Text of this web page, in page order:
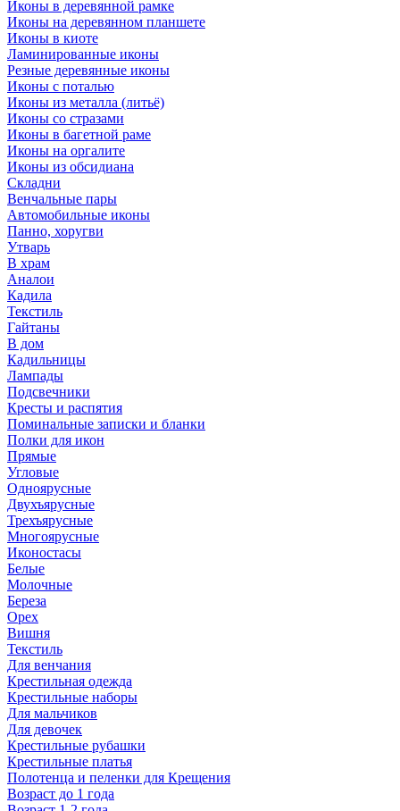
Иконы в деревянной рамке
Иконы на деревянном планшете
Иконы в киоте
Ламинированные иконы
Резные деревянные иконы
Иконы с поталью
Иконы из металла (литьё)
Иконы со стразами
Иконы в багетной раме
Иконы на оргалите
Иконы из обсидиана
Складни
Венчальные пары
Автомобильные иконы
Панно, хоругви
Утварь
В храм
Аналои
Кадила
Текстиль
Гайтаны
В дом
Кадильницы
Лампады
Подсвечники
Кресты и распятия
Поминальные записки и бланки
Полки для икон
Прямые
Угловые
Одноярусные
Двухъярусные
Трехъярусные
Многоярусные
Иконостасы
Белые
Молочные
Береза
Орех
Вишня
Текстиль
Для венчания
Крестильная одежда
Крестильные наборы
Для мальчиков
Для девочек
Крестильные рубашки
Крестильные платья
Полотенца и пеленки для Крещения
Возраст до 1 года